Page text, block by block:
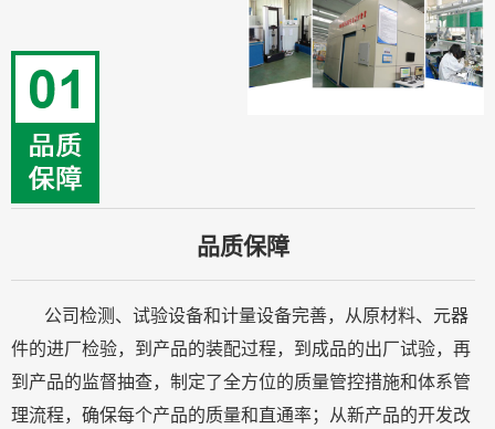
品质保障
公司检测、试验设备和计量设备完善，从原材料、元器
件的进厂检验，到产品的装配过程，到成品的出厂试验，再
到产品的监督抽查，制定了全方位的质量管控措施和体系管
理流程，确保每个产品的质量和直通率；从新产品的开发改